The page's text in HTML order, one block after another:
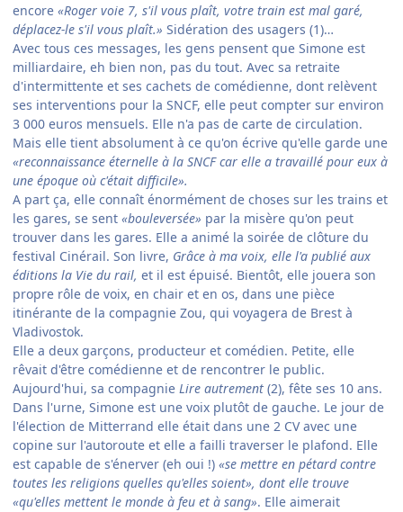
encore «Roger voie 7, s'il vous plaît, votre train est mal garé,
déplacez-le s'il vous plaît.» Sidération des usagers (1)…
Avec tous ces messages, les gens pensent que Simone est
milliardaire, eh bien non, pas du tout. Avec sa retraite
d'intermittente et ses cachets de comédienne, dont relèvent
ses interventions pour la SNCF, elle peut compter sur environ
3 000 euros mensuels. Elle n'a pas de carte de circulation.
Mais elle tient absolument à ce qu'on écrive qu'elle garde une
«reconnaissance éternelle à la SNCF car elle a travaillé pour eux à
une époque où c'était difficile».
A part ça, elle connaît énormément de choses sur les trains et
les gares, se sent «bouleversée» par la misère qu'on peut
trouver dans les gares. Elle a animé la soirée de clôture du
festival Cinérail. Son livre, Grâce à ma voix, elle l'a publié aux
éditions la Vie du rail, et il est épuisé. Bientôt, elle jouera son
propre rôle de voix, en chair et en os, dans une pièce
itinérante de la compagnie Zou, qui voyagera de Brest à
Vladivostok.
Elle a deux garçons, producteur et comédien. Petite, elle
rêvait d'être comédienne et de rencontrer le public.
Aujourd'hui, sa compagnie Lire autrement (2), fête ses 10 ans.
Dans l'urne, Simone est une voix plutôt de gauche. Le jour de
l'élection de Mitterrand elle était dans une 2 CV avec une
copine sur l'autoroute et elle a failli traverser le plafond. Elle
est capable de s'énerver (eh oui !) «se mettre en pétard contre
toutes les religions quelles qu'elles soient», dont elle trouve
«qu'elles mettent le monde à feu et à sang». Elle aimerait